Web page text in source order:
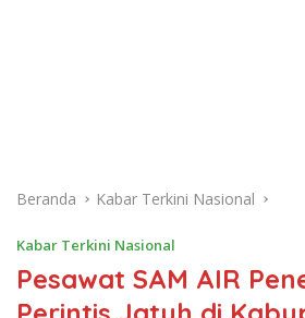
Beranda Kabar Terkini Nasional
Kabar Terkini Nasional
Pesawat SAM AIR